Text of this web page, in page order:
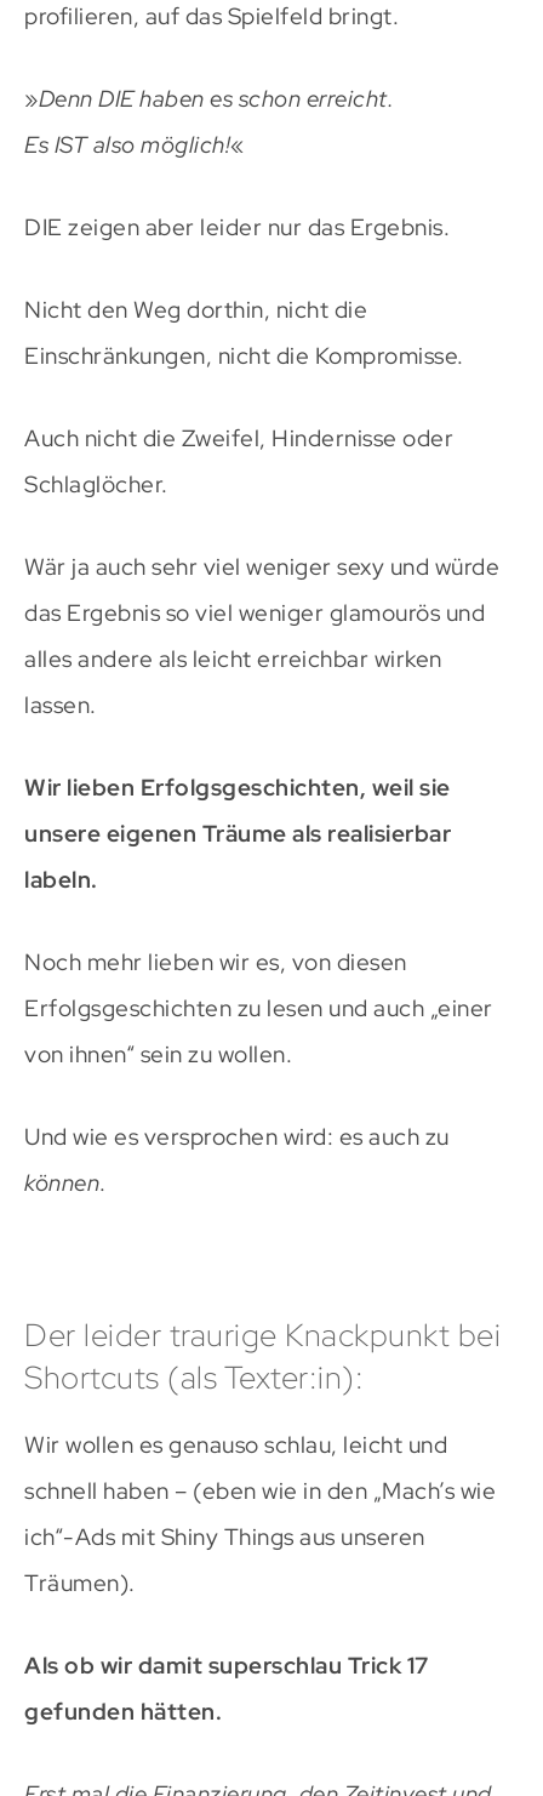
profilieren, auf das Spielfeld bringt.
»Denn DIE haben es schon erreicht.
Es IST also möglich!«
DIE zeigen aber leider nur das Ergebnis.
Nicht den Weg dorthin, nicht die
Einschränkungen, nicht die Kompromisse.
Auch nicht die Zweifel, Hindernisse oder
Schlaglöcher.
Wär ja auch sehr viel weniger sexy und würde
das Ergebnis so viel weniger glamourös und
alles andere als leicht erreichbar wirken
lassen.
Wir lieben Erfolgsgeschichten, weil sie
unsere eigenen Träume als realisierbar
labeln.
Noch mehr lieben wir es, von diesen
Erfolgsgeschichten zu lesen und auch „einer
von ihnen“ sein zu wollen.
Und wie es versprochen wird: es auch zu
können.
Der leider traurige Knackpunkt bei
Shortcuts (als Texter:in):
Wir wollen es genauso schlau, leicht und
schnell haben – (eben wie in den „Mach’s wie
ich“-Ads mit Shiny Things aus unseren
Träumen).
Als ob wir damit superschlau Trick 17
gefunden hätten.